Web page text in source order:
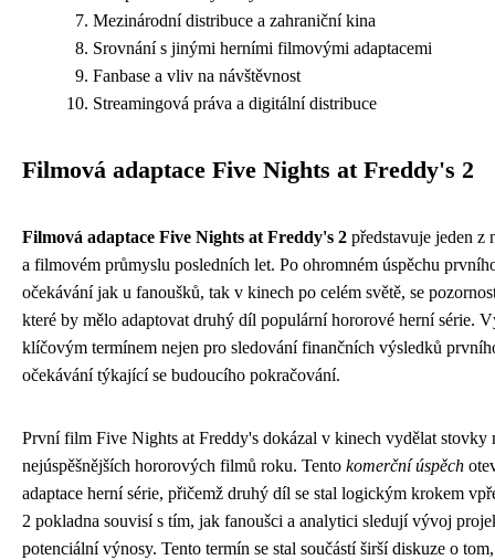
Mezinárodní distribuce a zahraniční kina
Srovnání s jinými herními filmovými adaptacemi
Fanbase a vliv na návštěvnost
Streamingová práva a digitální distribuce
Filmová adaptace Five Nights at Freddy's 2
Filmová adaptace Five Nights at Freddy's 2 představuje jeden z
a filmovém průmyslu posledních let. Po ohromném úspěchu
očekávání jak u fanoušků, tak v kinech po celém světě, se
které by mělo adaptovat druhý díl populární hororové herní série.
klíčovým termínem nejen pro sledování finančních výsledků
očekávání týkající se budoucího pokračování.
První film Five Nights at Freddy's dokázal v kinech vydělat stovky
nejúspěšnějších hororových filmů roku. Tento komerční úspěch
adaptace herní série, přičemž druhý díl se stal logickým krokem
2 pokladna souvisí s tím, jak fanoušci a analytici sledují vývoj
potenciální výnosy. Tento termín se stal součástí širší diskuze o